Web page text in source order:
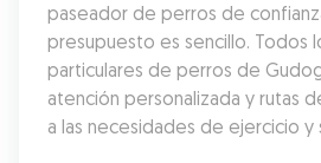
paseador de perros de
presupuesto es sencillo. Todos
particulares de perros de
atención personalizada y rutas
a las necesidades de ejercicio